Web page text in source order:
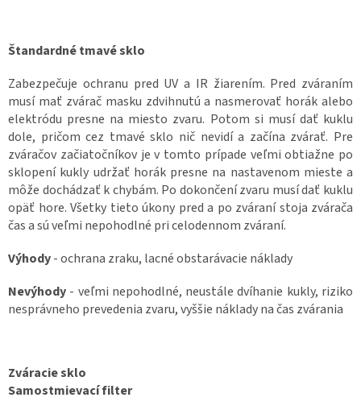
Štandardné tmavé sklo
Zabezpečuje ochranu pred UV a IR žiarením. Pred zváraním
musí mať zvárač masku zdvihnutú a nasmerovať horák alebo
elektródu presne na miesto zvaru. Potom si musí dať kuklu
dole, pričom cez tmavé sklo nič nevidí a začína zvárať. Pre
zváračov začiatočníkov je v tomto prípade veľmi obtiažne po
sklopení kukly udržať horák presne na nastavenom mieste a
môže dochádzať k chybám. Po dokončení zvaru musí dať kuklu
opäť hore. Všetky tieto úkony pred a po zváraní stoja zvárača
čas a sú veľmi nepohodlné pri celodennom zváraní.
Výhody- ochrana zraku, lacné obstarávacie náklady
Nevýhody - veľmi nepohodlné, neustále dvíhanie kukly, riziko
nesprávneho prevedenia zvaru, vyššie náklady na čas zvárania
Zváracie sklo
Samostmievací filter